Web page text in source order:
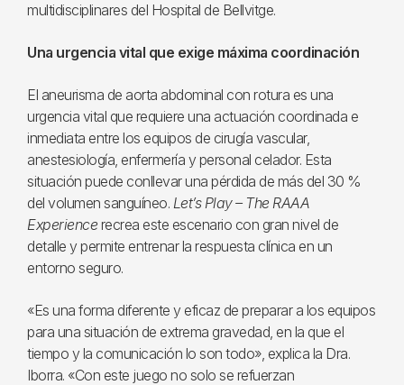
multidisciplinares del Hospital de Bellvitge.
Una urgencia vital que exige máxima coordinación
El aneurisma de aorta abdominal con rotura es una
urgencia vital que requiere una actuación coordinada e
inmediata entre los equipos de cirugía vascular,
anestesiología, enfermería y personal celador. Esta
situación puede conllevar una pérdida de más del 30 %
del volumen sanguíneo. Let’s Play – The RAAA
Experience recrea este escenario con gran nivel de
detalle y permite entrenar la respuesta clínica en un
entorno seguro.
«Es una forma diferente y eficaz de preparar a los equipos
para una situación de extrema gravedad, en la que el
tiempo y la comunicación lo son todo», explica la Dra.
Iborra. «Con este juego no solo se refuerzan